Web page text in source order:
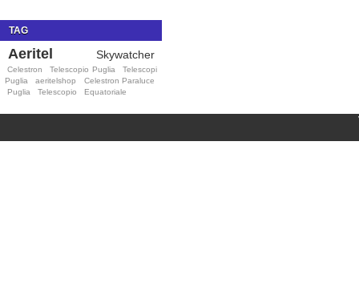
TAG
Aeritel Skywatcher
Celestron Telescopio Puglia
Telescopi
Puglia
aeritelshop
Celestron Paraluce
Puglia
Telescopio Equatoriale